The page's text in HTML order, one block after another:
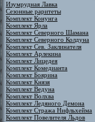
Изумрудная Лавка
Сезонные раритеты
Комплект Конунга
Комплект Ярла
Комплект Северного Шамана
Комплект Северного Колдуна
Комплект Сев. Заклинателя
Комплект Арлекина
Комплект Лицедея
Комплект Комедианта
Комплект Боярина
Комплект Князя
Комплект Ведуна
Комплект Волхва
Комплект Ледяного Демона
Комплект Стража Нифльхейма
Комплект Повелителя Льдов